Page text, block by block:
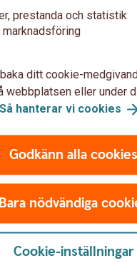
Plus – extra
dig som vill ha ökat skydd
Du kan ta ut pengarna när
på ditt konto efter tre
skydd mot
Kontot omfattas av
.
prestanda och statistik
marknadsföring
ditt cookie-
webbplatsen eller under
Så hanterar vi cookies
Godkänn alla cookies
Bara nödvändiga
Cookie-inställningar